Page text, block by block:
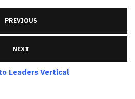
PREVIOUS
NEXT